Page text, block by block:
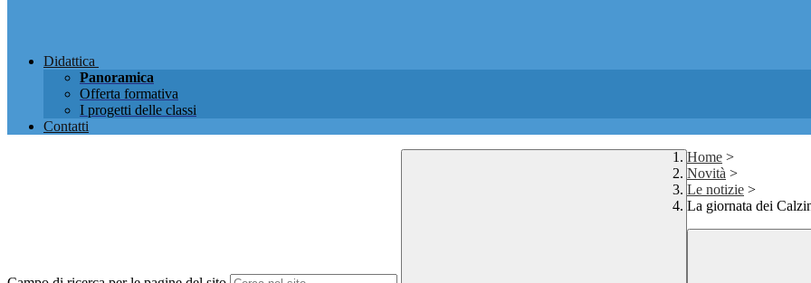
Didattica
Panoramica
Offerta formativa
I progetti delle classi
Contatti
Home >
Novità >
Le notizie >
La giornata dei